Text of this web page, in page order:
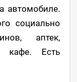
автомобиле.
социально
аптек,
кафе. Есть